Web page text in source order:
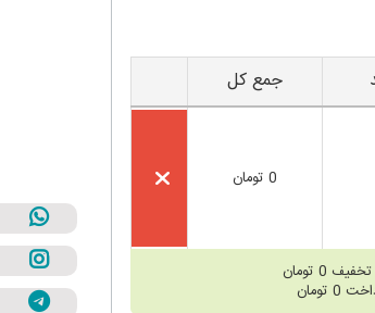
جمع کل
0 تومان
0 تومان
0 تومان